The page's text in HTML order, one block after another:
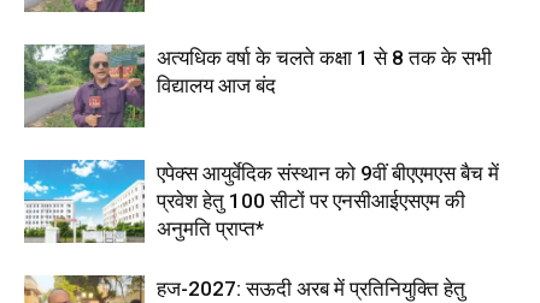
अत्यधिक वर्षा के चलते कक्षा 1 से 8 तक के सभी
विद्यालय आज बंद
एपेक्स आयुर्वेदिक संस्थान को 9वीं बीएएमएस बैच में
प्रवेश हेतु 100 सीटों पर एनसीआईएसएम की
अनुमति प्राप्त*
हज-2027: सऊदी अरब में प्रतिनियुक्ति हेतु